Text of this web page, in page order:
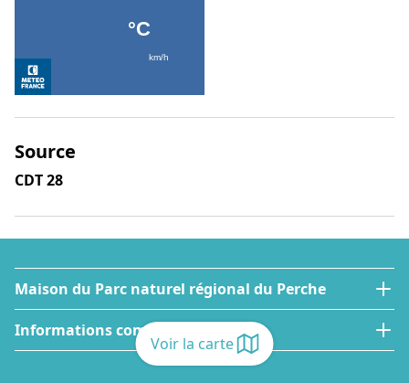
Voir la carte
Source
CDT 28
Maison du Parc naturel régional du Perche
Informations complémentaires